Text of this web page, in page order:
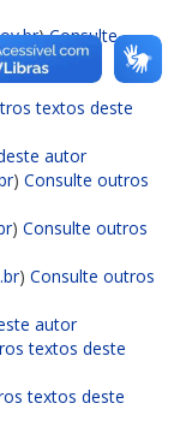
)Consulte
textos deste
autor
) Consulte outros
) Consulte outros
) Consulte outros
autor
textos deste
textos deste